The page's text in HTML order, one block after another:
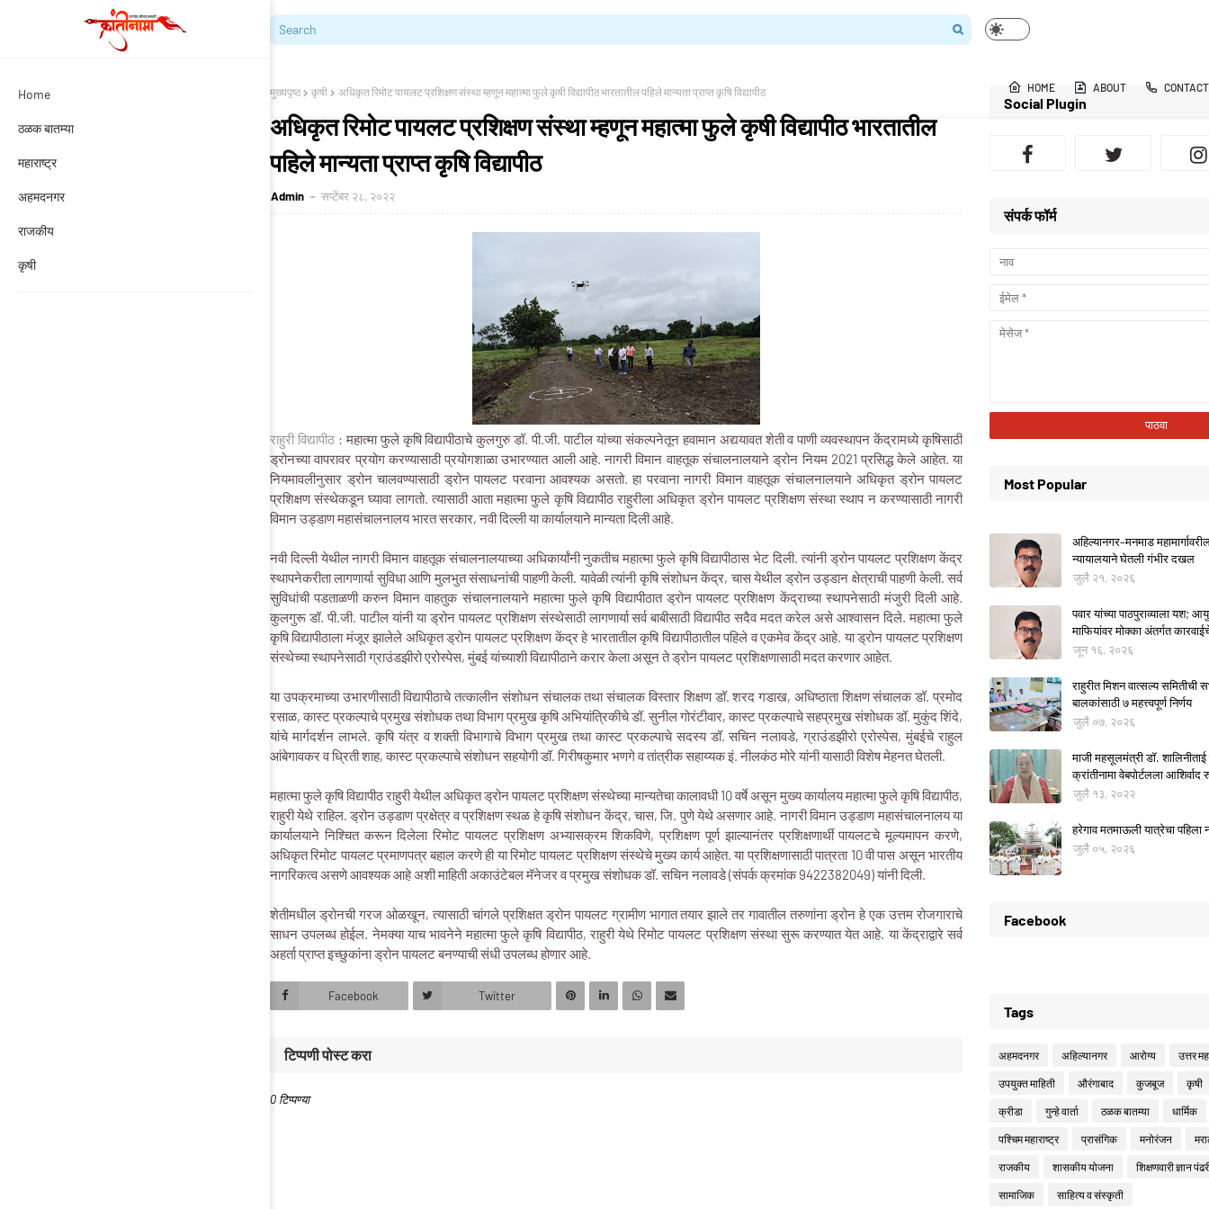
Home
ठळक बातम्या
महाराष्ट्र
अहमदनगर
राजकीय
कृषी
HOME ABOUT CONTACT
मुख्यपृष्ठ कृषी अधिकृत रिमोट पायलट प्रशिक्षण संस्था म्हणून महात्मा फुले कृषी विद्यापीठ भारतातील पहिले मान्यता प्राप्त कृषि विद्यापीठ
अधिकृत रिमोट पायलट प्रशिक्षण संस्था म्हणून महात्मा फुले कृषी विद्यापीठ भारतातील
पहिले मान्यता प्राप्त कृषि विद्यापीठ
Admin सप्टेंबर २८, २०२२
राहुरी विद्यापीठ: महात्मा फुले कृषि विद्यापीठाचे कुलगुरु डॉ. पी.जी. पाटील यांच्या संकल्पनेतून हवामान अद्ययावत शेती व पाणी व्यवस्थापन केंद्रामध्ये कृषिसाठी
ड्रोनच्या वापरावर प्रयोग करण्यासाठी प्रयोगशाळा उभारण्यात आली आहे. नागरी विमान वाहतूक संचालनालयाने ड्रोन नियम 2021 प्रसिद्ध केले आहेत. या
नियमावलीनुसार ड्रोन चालवण्यासाठी ड्रोन पायलट परवाना आवश्यक असतो. हा परवाना नागरी विमान वाहतूक संचालनालयाने अधिकृत ड्रोन पायलट
प्रशिक्षण संस्थेकडून घ्यावा लागतो. त्यासाठी आता महात्मा फुले कृषि विद्यापीठ राहुरीला अधिकृत ड्रोन पायलट प्रशिक्षण संस्था स्थाप न करण्यासाठी नागरी
विमान उड्डाण महासंचालनालय भारत सरकार, नवी दिल्ली या कार्यालयाने मान्यता दिली आहे.
नवी दिल्ली येथील नागरी विमान वाहतूक संचालनालयाच्या अधिकार्यांनी नुकतीच महात्मा फुले कृषि विद्यापीठास भेट दिली. त्यांनी ड्रोन पायलट प्रशिक्षण केंद्र
स्थापनेकरीता लागणार्या सुविधा आणि मुलभुत संसाधनांची पाहणी केली. यावेळी त्यांनी कृषि संशोधन केंद्र, चास येथील ड्रोन उड्डान क्षेत्राची पाहणी केली. सर्व
सुविधांची पडताळणी करुन विमान वाहतुक संचालनालयाने महात्मा फुले कृषि विद्यापीठात ड्रोन पायलट प्रशिक्षण केंद्राच्या स्थापनेसाठी मंजुरी दिली आहे.
कुलगुरू डॉ. पी.जी. पाटील यांनी या ड्रोन पायलट प्रशिक्षण संस्थेसाठी लागणार्या सर्व बाबीसाठी विद्यापीठ सदैव मदत करेल असे आश्वासन दिले. महात्मा फुले
कृषि विद्यापीठाला मंजूर झालेले अधिकृत ड्रोन पायलट प्रशिक्षण केंद्र हे भारतातील कृषि विद्यापीठातील पहिले व एकमेव केंद्र आहे. या ड्रोन पायलट प्रशिक्षण
संस्थेच्या स्थापनेसाठी ग्राउंडझीरो एरोस्पेस, मुंबई यांच्याशी विद्यापीठाने करार केला असून ते ड्रोन पायलट प्रशिक्षणासाठी मदत करणार आहेत.
या उपक्रमाच्या उभारणीसाठी विद्यापीठाचे तत्कालीन संशोधन संचालक तथा संचालक विस्तार शिक्षण डॉ. शरद गडाख, अधिष्ठाता शिक्षण संचालक डॉ. प्रमोद
रसाळ, कास्ट प्रकल्पाचे प्रमुख संशोधक तथा विभाग प्रमुख कृषि अभियांत्रिकीचे डॉ. सुनील गोरंटीवार, कास्ट प्रकल्पाचे सहप्रमुख संशोधक डॉ. मुकुंद शिंदे,
यांचे मार्गदर्शन लाभले. कृषि यंत्र व शक्ती विभागाचे विभाग प्रमुख तथा कास्ट प्रकल्पाचे सदस्य डॉ. सचिन नलावडे, ग्राउंडझीरो एरोस्पेस, मुंबईचे राहुल
आंबेगावकर व ध्रिती शाह, कास्ट प्रकल्पाचे संशोधन सहयोगी डॉ. गिरीषकुमार भणगे व तांत्रीक सहाय्यक इं. नीलकंठ मोरे यांनी यासाठी विशेष मेहनत घेतली.
महात्मा फुले कृषि विद्यापीठ राहुरी येथील अधिकृत ड्रोन पायलट प्रशिक्षण संस्थेच्या मान्यतेचा कालावधी 10 वर्षे असून मुख्य कार्यालय महात्मा फुले कृषि विद्यापीठ,
राहुरी येथे राहिल. ड्रोन उड्डाण प्रक्षेत्र व प्रशिक्षण स्थळ हे कृषि संशोधन केंद्र, चास, जि. पुणे येथे असणार आहे. नागरी विमान उड्डाण महासंचालनालय या
कार्यालयाने निश्चित करून दिलेला रिमोट पायलट प्रशिक्षण अभ्यासक्रम शिकविणे, प्रशिक्षण पूर्ण झाल्यानंतर प्रशिक्षणार्थी पायलटचे मूल्यमापन करणे,
अधिकृत रिमोट पायलट प्रमाणपत्र बहाल करणे ही या रिमोट पायलट प्रशिक्षण संस्थेचे मुख्य कार्य आहेत. या प्रशिक्षणासाठी पात्रता 10 वी पास असून भारतीय
नागरिकत्व असणे आवश्यक आहे अशी माहिती अकाउंटेबल मॅनेजर व प्रमुख संशोधक डॉ. सचिन नलावडे (संपर्क क्रमांक 9422382049) यांनी दिली.
शेतीमधील ड्रोनची गरज ओळखून, त्यासाठी चांगले प्रशिक्षत ड्रोन पायलट ग्रामीण भागात तयार झाले तर गावातील तरुणांना ड्रोन हे एक उत्तम रोजगाराचे
साधन उपलब्ध होईल. नेमक्या याच भावनेने महात्मा फुले कृषि विद्यापीठ, राहुरी येथे रिमोट पायलट प्रशिक्षण संस्था सुरू करण्यात येत आहे. या केंद्राद्वारे सर्व
अहर्ता प्राप्त इच्छुकांना ड्रोन पायलट बनण्याची संधी उपलब्ध होणार आहे.
Facebook Twitter
टिप्पणी पोस्ट करा
0 टिप्पण्या
Social Plugin
संपर्क फॉर्म
Most Popular
अहिल्यानगर–मनमाड
न्यायालयाने घेतली गंभीर दखल
जुलै २१, २०२६
पवार यांच्या पाठपुराव्याला यश;
माफियांवर मोक्का अंतर्गत
जून १६, २०२६
राहुरीत मिशन वात्सल्य समितीची
बालकांसाठी ७ महत्त्वपूर्ण निर्णय
जुलै ०७, २०२६
माजी महसूलमंत्री डॉ.
क्रांतीनामा वेबपोर्टलला आशिर्वाद
जुलै १३, २०२२
हरेगाव मतमाऊली यात्रेचा पहिला
जुलै ०५, २०२६
Facebook
Tags
अहमदनगर अहिल्यानगर आरोग्य उत्तर
उपयुक्त माहिती औरंगाबाद कुजबूज कृषी
क्रीडा गुन्हे वार्ता ठळक बातम्या धार्मिक
पश्चिम महाराष्ट्र प्रासंगिक मनोरंजन
राजकीय शासकीय योजना शिक्षणवारी ज्ञान
सामाजिक साहित्य व संस्कृती